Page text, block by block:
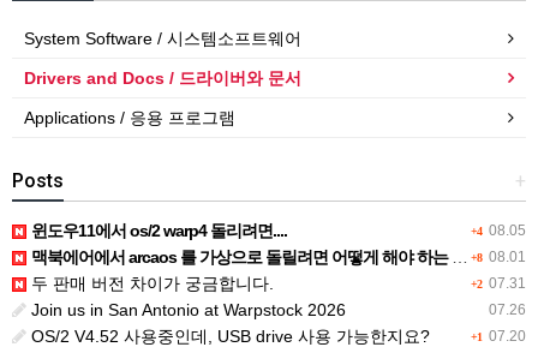
System Software / 시스템소프트웨어
Drivers and Docs / 드라이버와 문서
Applications / 응용 프로그램
+
Posts
+4 08.05
윈도우11에서 os/2 warp4 돌리려면....
+8 08.01
맥북에어에서 arcaos 를 가상으로 돌릴려면 어떻게 해야 하는 지요?
+2 07.31
두 판매 버전 차이가 궁금합니다.
07.26
Join us in San Antonio at Warpstock 2026
+1 07.20
OS/2 V4.52 사용중인데, USB drive 사용 가능한지요?